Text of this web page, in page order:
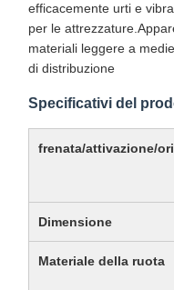
efficacemente urti e
per le
materiali leggere a
di distribuzione
Specificativi del
frenata/attivazione/
Dimensione
Materiale della ruota